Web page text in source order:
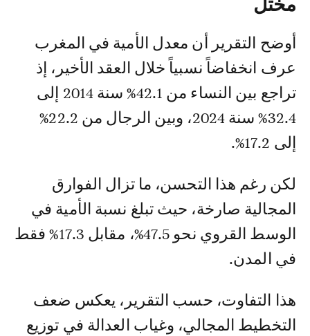
مختل
أوضح التقرير أن معدل الأمية في المغرب
عرف انخفاضاً نسبياً خلال العقد الأخير، إذ
تراجع بين النساء من 42.1% سنة 2014 إلى
32.4% سنة 2024، وبين الرجال من 22.2%
إلى 17.2%.
لكن رغم هذا التحسن، ما تزال الفوارق
المجالية صارخة، حيث تبلغ نسبة الأمية في
الوسط القروي نحو 47.5%، مقابل 17.3% فقط
في المدن.
هذا التفاوت، حسب التقرير، يعكس ضعف
التخطيط المجالي، وغياب العدالة في توزيع